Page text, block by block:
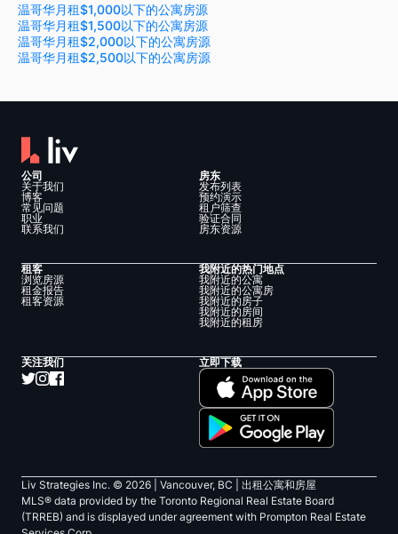
温哥华月租$1,000以下的公寓房源
温哥华月租$1,500以下的公寓房源
温哥华月租$2,000以下的公寓房源
温哥华月租$2,500以下的公寓房源
公司
关于我们
博客
常见问题
职业
联系我们
房东
发布列表
预约演示
租户筛查
验证合同
房东资源
租客
浏览房源
租金报告
租客资源
我附近的热门地点
我附近的公寓
我附近的公寓房
我附近的房子
我附近的房间
我附近的租房
关注我们 立即下载
Liv Strategies Inc. © 2026 | Vancouver, BC |
出租公寓和房屋
MLS® data provided by the Toronto Regional Real Estate Board
(TRREB) and is displayed under agreement with Prompton Real Estate